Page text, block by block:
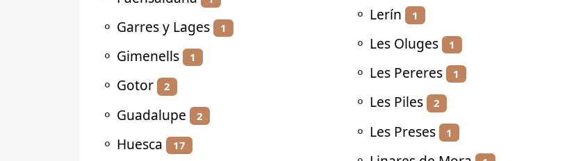
⚬ Garres y Lages 1
⚬ Gimenells 1
⚬ Gotor 2
⚬ Guadalupe 2
⚬ Huesca 17
⚬ Lerín 1
⚬ Les Oluges 1
⚬ Les Pereres 1
⚬ Les Piles 2
⚬ Les Preses 1